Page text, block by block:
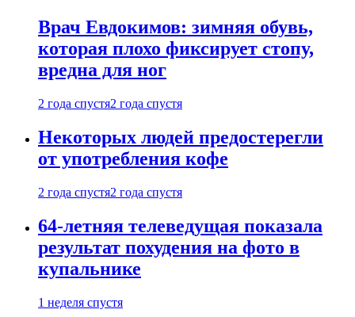
Врач Евдокимов: зимняя обувь,
которая плохо фиксирует стопу,
вредна для ног
2 года спустя2 года спустя
Некоторых людей предостерегли
от употребления кофе
2 года спустя2 года спустя
64-летняя телеведущая показала
результат похудения на фото в
купальнике
1 неделя спустя